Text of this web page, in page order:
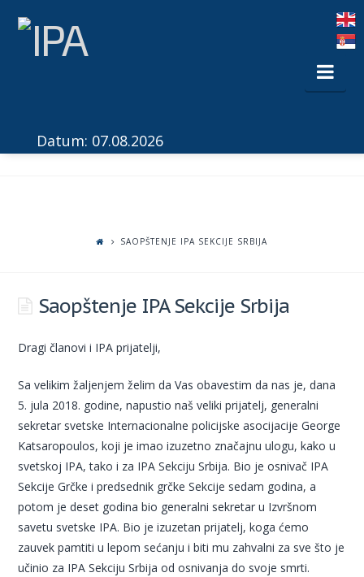
Datum: 07.08.2026
SAOPŠTENJE IPA SEKCIJE SRBIJA
Saopštenje IPA Sekcije Srbija
Dragi članovi i IPA prijatelji,
Sa velikim žaljenjem želim da Vas obavestim da nas je, dana
5. jula 2018. godine, napustio naš veliki prijatelj, generalni
sekretar svetske Internacionalne policijske asocijacije George
Katsaropoulos, koji je imao izuzetno značajnu ulogu, kako u
svetskoj IPA, tako i za IPA Sekciju Srbija. Bio je osnivač IPA
Sekcije Grčke i predsednik grčke Sekcije sedam godina, a
potom je deset godina bio generalni sekretar u Izvršnom
savetu svetske IPA. Bio je izuzetan prijatelj, koga ćemo
zauvek pamtiti u lepom sećanju i biti mu zahvalni za sve što je
učinio za IPA Sekciju Srbija od osnivanja do svoje smrti.